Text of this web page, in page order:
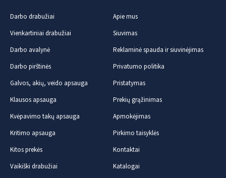
Darbo drabužiai
Vienkartiniai drabužiai
Darbo avalynė
Darbo pirštinės
Galvos, akių, veido apsauga
Klausos apsauga
Kvėpavimo takų apsauga
Kritimo apsauga
Kitos prekės
Vaikiški drabužiai
Apie mus
Siuvimas
Reklaminė spauda ir siuvinėjimas
Privatumo politika
Pristatymas
Prekių grąžinimas
Apmokėjimas
Pirkimo taisyklės
Kontaktai
Katalogai